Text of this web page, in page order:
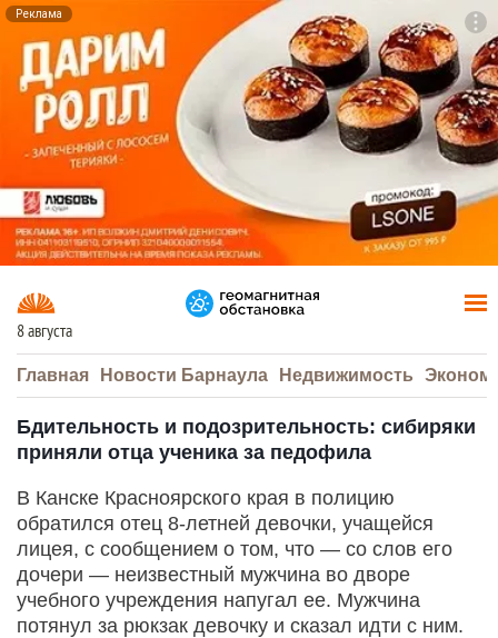
Реклама
8 августа
Главная Новости Барнаула Недвижимость
Бдительность и подозрительность: сибиряки
приняли отца ученика за педофила
В Канске Красноярского края в полицию
обратился отец 8-летней девочки, учащейся
лицея, с сообщением о том, что — со слов его
дочери — неизвестный мужчина во дворе
учебного учреждения напугал ее. Мужчина
потянул за рюкзак девочку и сказал идти с ним.